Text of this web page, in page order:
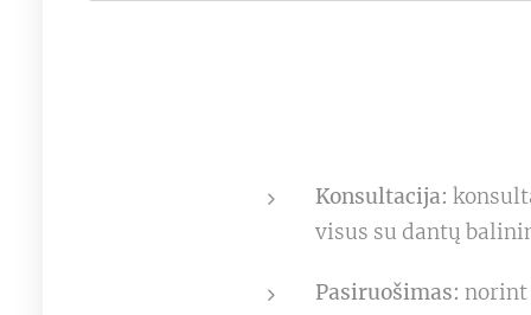
Konsultacija:
visus su dantų
Pasiruošimas: norint